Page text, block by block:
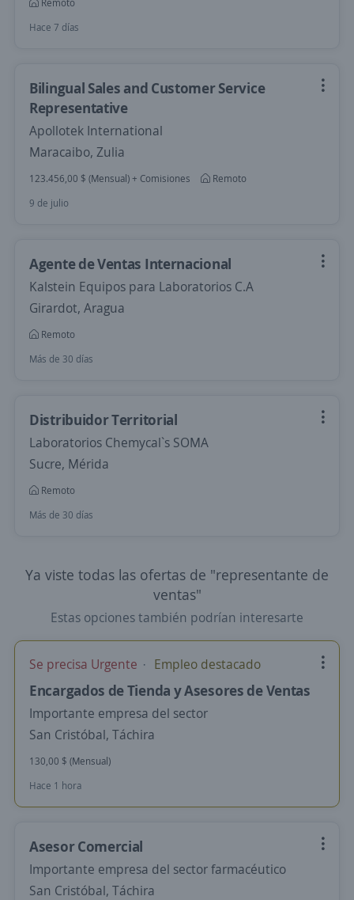
Remoto
Hace 7 días
Bilingual Sales and Customer Service
Representative
Apollotek International
Maracaibo, Zulia
123.456,00 $ (Mensual) + Comisiones
Remoto
9 de julio
Agente de Ventas Internacional
Kalstein Equipos para Laboratorios C.A
Girardot, Aragua
Remoto
Más de 30 días
Distribuidor Territorial
Laboratorios Chemycal`s SOMA
Sucre, Mérida
Remoto
Más de 30 días
Ya viste todas las ofertas de "representante de
ventas"
Estas opciones también podrían interesarte
Se precisa Urgente Empleo destacado
Encargados de Tienda y Asesores de Ventas
Importante empresa del sector
San Cristóbal, Táchira
130,00 $ (Mensual)
Hace 1 hora
Asesor Comercial
Importante empresa del sector farmacéutico
San Cristóbal, Táchira